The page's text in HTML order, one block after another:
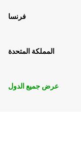
فرنسا
المملكة المتحدة
عرض جميع الدول